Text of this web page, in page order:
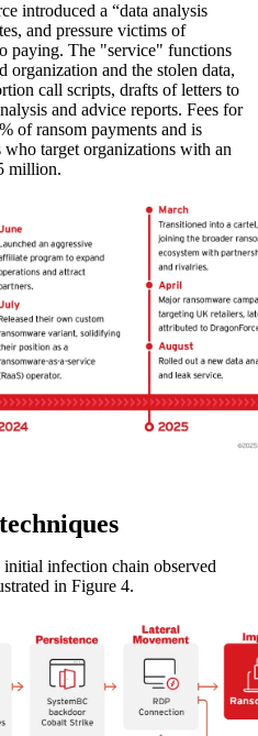
introduced a “data analysis
and pressure victims of
paying. The "service" functions
organization and the stolen data,
call scripts, drafts of letters to
and advice reports. Fees for
of ransom payments and is
target organizations with an
million.
infection chain observed
in Figure 4.